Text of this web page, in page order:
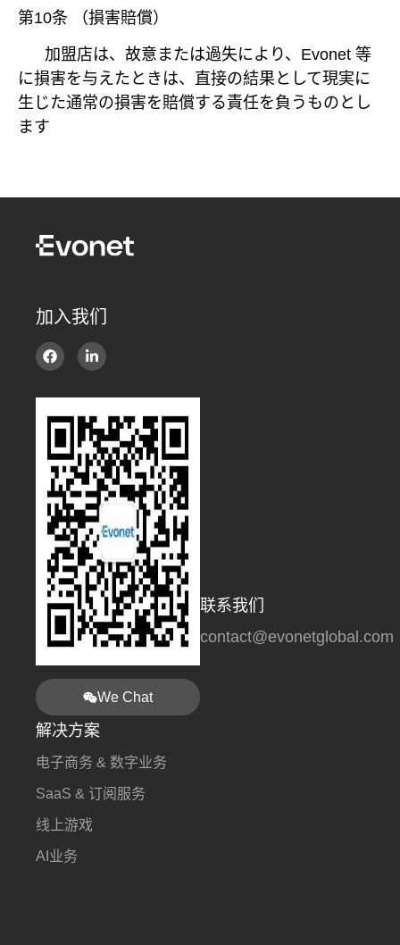
第10条 （損害賠償）
加盟店は、故意または過失により、Evonet 等
に損害を与えたときは、直接の結果として現実に
生じた通常の損害を賠償する責任を負うものとし
ます
加入我们
We Chat
联系我们
contact@evonetglobal.com
解决方案
电子商务 & 数字业务
SaaS & 订阅服务
线上游戏
AI业务